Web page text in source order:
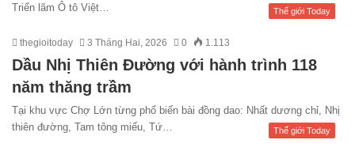
Triển lãm Ô tô Việt…
Thế giới Today
thegioitoday 3 Tháng Hai, 2026 0 1.113
Dầu Nhị Thiên Đường với hành trình 118
năm thăng trầm
Tại khu vực Chợ Lớn từng phổ biến bài đồng dao: Nhất dương chỉ, Nhị
thiên đường, Tam tông miếu, Tứ…
Thế giới Today